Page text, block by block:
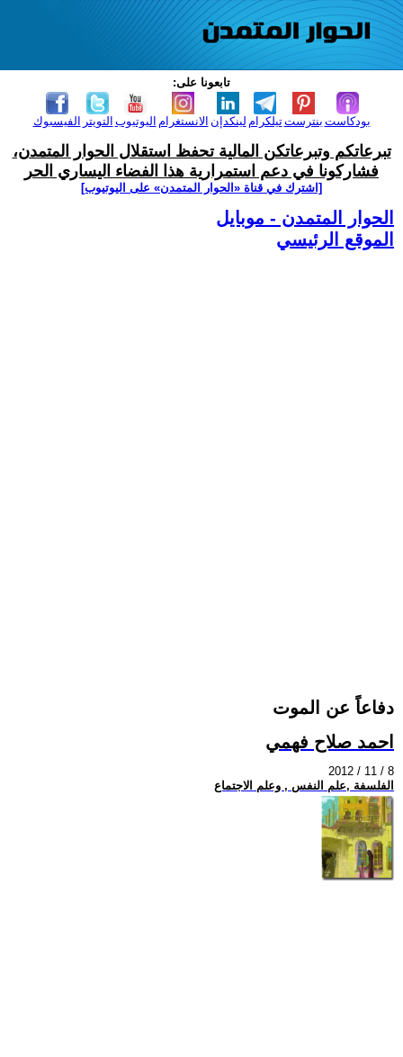
تابعونا على:
الفيسبوك التويتر اليوتيوب الانستغرام لينكدإن تيلكرامبنترست بودكاست
تبرعاتكم وتبرعاتكن المالية تحفظ استقلال الحوار المتمدن،
فشاركونا في دعم استمرارية هذا الفضاء اليساري الحر
[اشترك في قناة ‫«الحوار المتمدن» على اليوتيوب]
الحوار المتمدن - موبايل
الموقع الرئيسي
دفاعاً عن الموت
احمد صلاح فهمي
2012 / 11 / 8
الفلسفة ,علم النفس , وعلم الاجتماع